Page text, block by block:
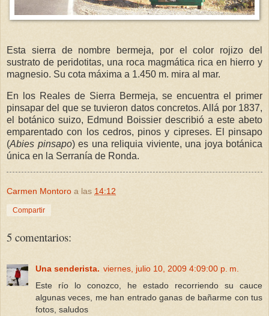
Esta sierra de nombre bermeja, por el color rojizo del
sustrato de peridotitas, una roca magmática rica en hierro y
magnesio. Su cota máxima a 1.450 m. mira al mar.
En los Reales de Sierra Bermeja, se encuentra el primer
pinsapar del que se tuvieron datos concretos. Allá por 1837,
el botánico suizo, Edmund Boissier describió a este abeto
emparentado con los cedros, pinos y cipreses. El pinsapo
(Abies pinsapo) es una reliquia viviente, una joya botánica
única en la Serranía de Ronda.
Carmen Montoro a las 14:12
Compartir
5 comentarios:
Una senderista. viernes, julio 10, 2009 4:09:00 p. m.
Este río lo conozco, he estado recorriendo su cauce
algunas veces, me han entrado ganas de bañarme con tus
fotos, saludos